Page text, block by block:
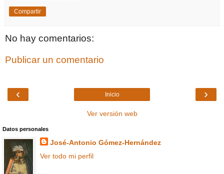
Compartir
No hay comentarios:
Publicar un comentario
‹ ›
Inicio
Ver versión web
Datos personales
José-Antonio Gómez-Hernández
Ver todo mi perfil